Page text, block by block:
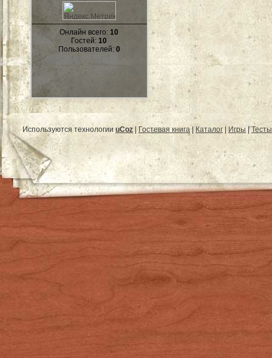
Онлайн всего:10
Гостей:10
Пользователей: 0
Используются технологии uCoz Гостевая книга| Каталог Игры |Тесты